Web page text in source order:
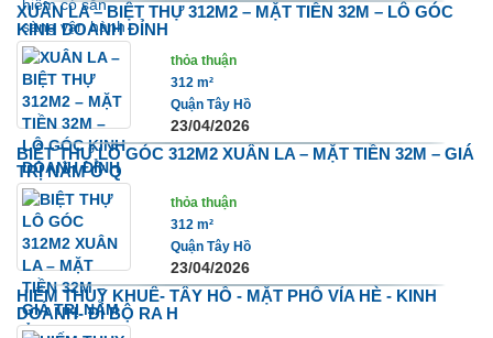
XUÂN LA – BIỆT THỰ 312M2 – MẶT TIỀN 32M – LÔ GÓC
KINH DOANH ĐỈNH
thỏa thuận
312 m²
Quận Tây Hồ
23/04/2026
BIỆT THỰ LÔ GÓC 312M2 XUÂN LA – MẶT TIỀN 32M – GIÁ
TRỊ NẰM Ở Q
thỏa thuận
312 m²
Quận Tây Hồ
23/04/2026
HIẾM THUỴ KHUÊ- TÂY HỒ - MẶT PHỐ VỈA HÈ - KINH
DOANH- ĐI BỘ RA H